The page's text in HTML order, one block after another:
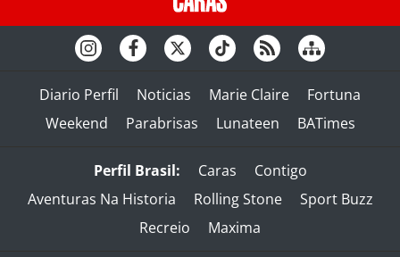
Diario Perfil Noticias Marie Claire
Fortuna
Weekend
Parabrisas Lunateen BATimes
Perfil Brasil: Caras
Contigo
Aventuras Na Historia
Rolling Stone
Sport Buzz
Recreio
Maxima